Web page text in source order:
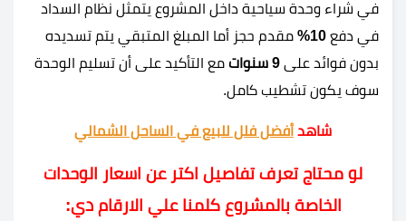
في شراء وحدة سياحية داخل المشروع يتمثل نظام السداد
في دفع 10%
مقدم حجز أما المبلغ المتبقي يتم تسديده
بدون فوائد على
مع التأكيد على أن تسليم الوحدة
سوف يكون تشطيب كامل.
شاهدأفضل فلل للبيع في الساحل الشمالي
لو محتاج تعرف تفاصيل اكتر عن اسعار الوحدات
الخاصة بالمشروع كلمنا علي الارقام دي: